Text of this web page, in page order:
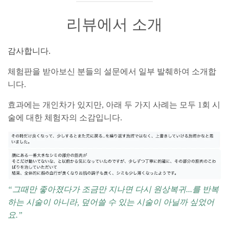
리뷰에서 소개
감사합니다.
체험판을 받아보신 분들의 설문에서 일부 발췌하여 소개합
니다.
효과에는 개인차가 있지만, 아래 두 가지 사례는 모두 1회 시
술에 대한 체험자의 소감입니다.
“그때만 좋아졌다가 조금만 지나면 다시 원상복귀...를 반복
하는 시술이 아니라, 덮어쓸 수 있는 시술이 아닐까 싶었어
요.”